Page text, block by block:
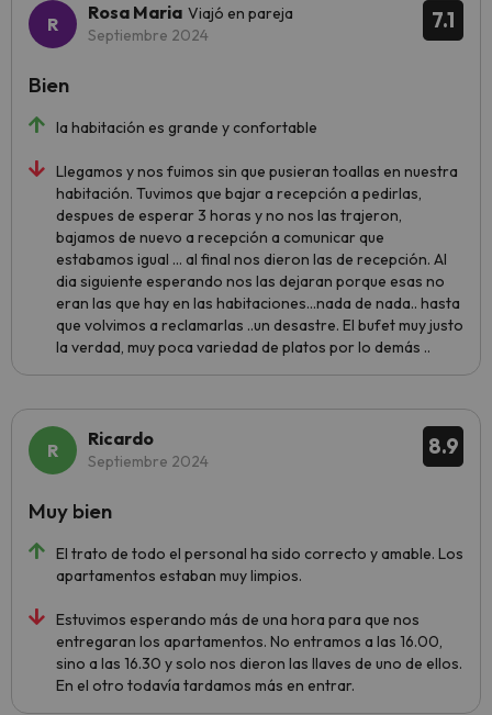
7.1
Rosa Maria Viajó en pareja
Septiembre 2024
la habitación es grande y confortable
Llegamos y nos fuimos sin que pusieran toallas en nuestra
habitación. Tuvimos que bajar a recepción a pedirlas,
despues de esperar 3 horas y no nos las trajeron,
bajamos de nuevo a recepción a comunicar que
estabamos igual ... al final nos dieron las de recepción. Al
dia siguiente esperando nos las dejaran porque esas no
eran las que hay en las habitaciones...nada de nada.. hasta
que volvimos a reclamarlas ..un desastre. El bufet muy justo
la verdad, muy poca variedad de platos por lo demás ..
Bien
8.9
Ricardo
Septiembre 2024
El trato de todo el personal ha sido correcto y amable. Los
apartamentos estaban muy limpios.
Estuvimos esperando más de una hora para que nos
entregaran los apartamentos. No entramos a las 16.00,
sino a las 16.30 y solo nos dieron las llaves de uno de ellos.
En el otro todavía tardamos más en entrar.
Muy bien